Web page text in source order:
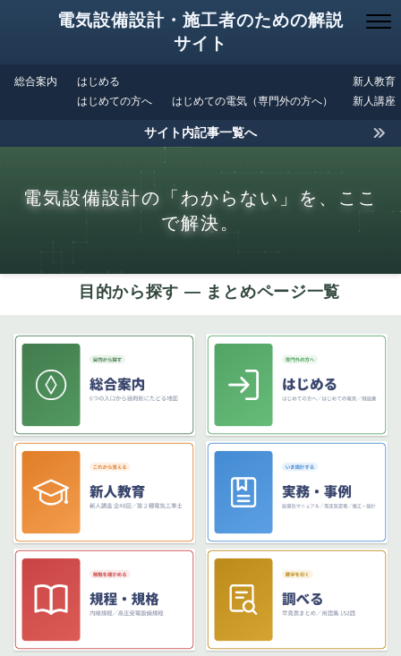
電気設備設計・施工者のための解説
サイト
総合案内
はじめる
はじめての方へ
はじめての電気（専門外の方へ）
新人教育
新人講座
サイト内記事一覧へ
電気設備設計の「わからない」を、ここ
で解決。